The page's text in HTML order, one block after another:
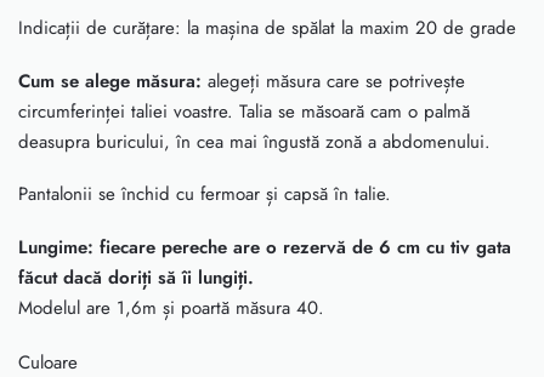
Indicații de curățare: la mașina de spălat la maxim 20 de grade
Cum se alege măsura: alegeți măsura care se potrivește
circumferinței taliei voastre. Talia se măsoară cam o palmă
deasupra buricului, în cea mai îngustă zonă a abdomenului.
Pantalonii se închid cu fermoar și capsă în talie.
Lungime: fiecare pereche are o rezervă de 6 cm cu tiv gata
făcut dacă doriți să îi lungiți.
Modelul are 1,6m și poartă măsura 40.
Culoare